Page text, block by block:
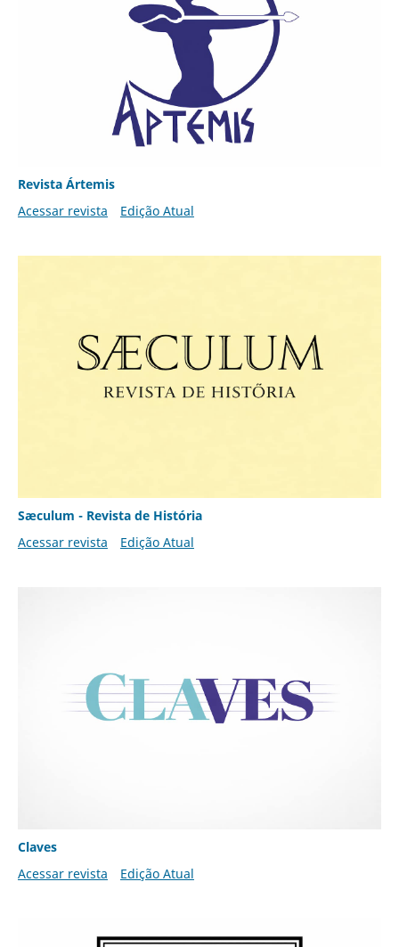
Revista Ártemis
Acessar revista
Edição Atual
Sæculum - Revista de História
Acessar revista
Edição Atual
Claves
Acessar revista
Edição Atual